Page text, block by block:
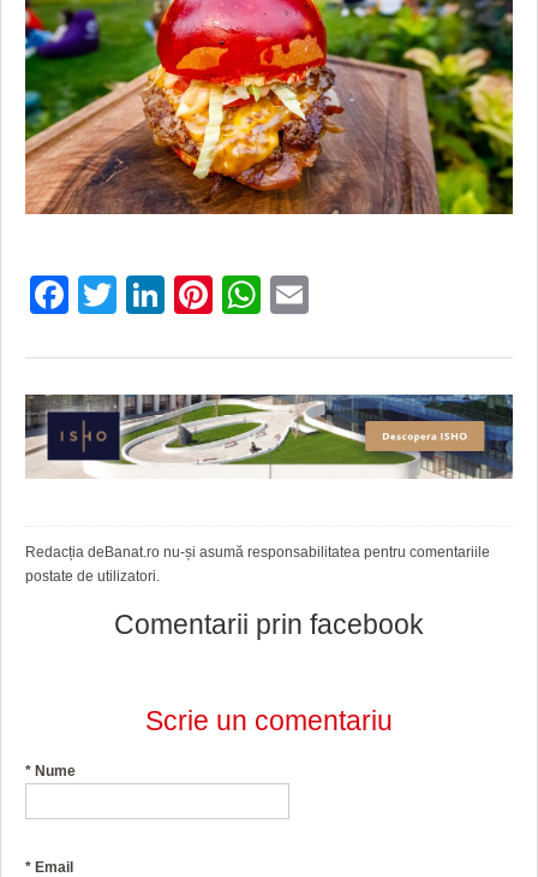
Facebook
Twitter
LinkedIn
Pinterest
WhatsApp
Redacția deBanat.ro nu-și asumă responsabilitatea pentru comentariile
postate de utilizatori.
Comentarii prin facebook
Scrie un comentariu
* Nume
* Email